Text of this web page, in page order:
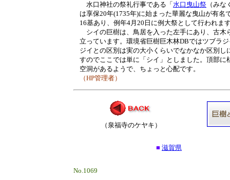
水口神社の祭礼行事である「 水口曳山祭 （み
は享保20年(1735年)に始まった華麗な曳山が有名
16基あり、例年4月20日に例大祭として行われま
シイの巨樹は、鳥居を入った左手にあり、古木
立っています。環境省巨樹巨木林DBではツブラ
ジイとの区別は実の大小くらいでなかなか区別し
すのでここでは単に「シイ」としました。頂部に
空洞があるようで、ちょっと心配です。
（HP管理者）
（泉福寺のケヤキ）
■ 滋賀県
No.1069